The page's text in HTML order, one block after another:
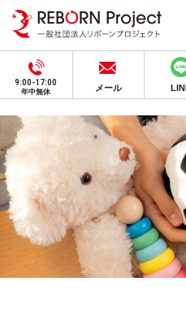
9:00-17:00
年中無休 メール